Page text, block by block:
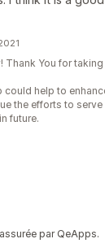
Thank You for
could help to
the efforts to
future.
par QeApps.